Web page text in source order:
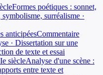
Formes poétiques : sonnet,
surréalisme ·
anticipéesCommentaire
· Dissertation sur une
de texte et essai
siècleAnalyse d'une scène :
entre texte et